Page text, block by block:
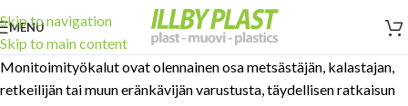
Skip to navigation
Skip to main content
MENU
Monitoimityökalut ovat olennainen osa metsästäjän, kalastajan,
retkeilijän tai muun eränkävijän varustusta, täydellisen ratkaisun